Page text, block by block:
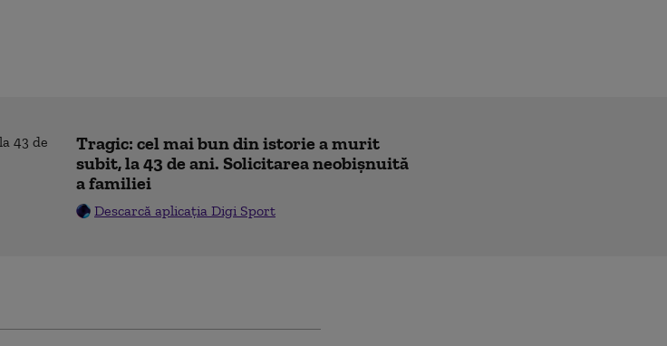
Tragic: cel mai bun din istorie a murit
subit, la 43 de ani. Solicitarea neobișnuită
a familiei
Descarcă aplicația Digi Sport